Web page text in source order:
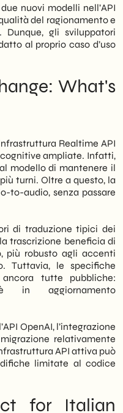
da vicino
AI applicabili
questo articolo
quale
sul
Infine,
sulle
per chi opera
nuovi modelli nell’API
del ragionamento e
gli sviluppatori
al proprio caso d’uso
What's
Realtime API
ampliate. Infatti,
modello di mantenere il
turni. Oltre a questo, la
to-audio, senza passare
di traduzione tipici dei
trascrizione beneficia di
più robusto agli accenti
Tuttavia, le specifiche
tutte pubbliche:
aggiornamento
OpenAI, l’integrazione
relativamente
API attiva può
limitate al codice
for Italian